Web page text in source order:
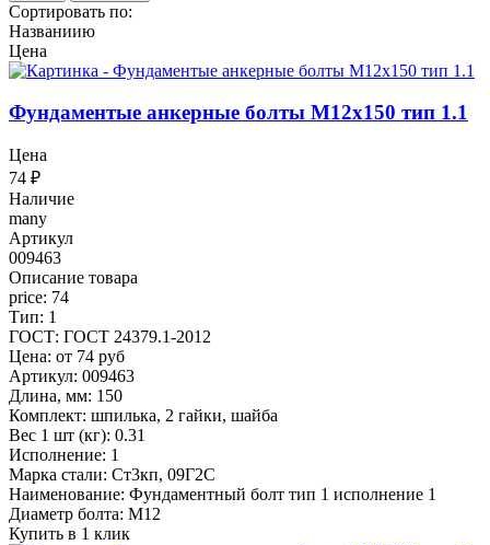
Сортировать по:
Названиию
Цена
Фундаментые анкерные болты М12x150 тип 1.1
Цена
74 ₽
Наличие
many
Артикул
009463
Описание товара
price: 74
Тип: 1
ГОСТ: ГОСТ 24379.1-2012
Цена: от 74 руб
Артикул: 009463
Длина, мм: 150
Комплект: шпилька, 2 гайки, шайба
Вес 1 шт (кг): 0.31
Исполнение: 1
Марка стали: Ст3кп, 09Г2С
Наименование: Фундаментный болт тип 1 исполнение 1
Диаметр болта: М12
Купить в 1 клик